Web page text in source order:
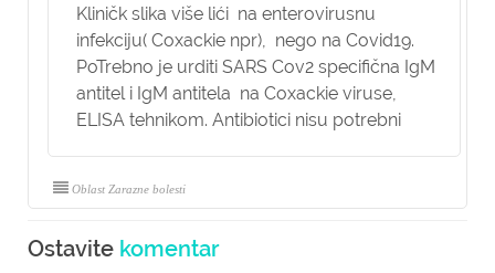
Kliničk slika više lići na enterovirusnu
infekciju( Coxackie npr), nego na Covid19.
PoTrebno je urditi SARS Cov2 specifična IgM
antitel i IgM antitela na Coxackie viruse,
ELISA tehnikom. Antibiotici nisu potrebni
Oblast Zarazne bolesti
Ostavite komentar